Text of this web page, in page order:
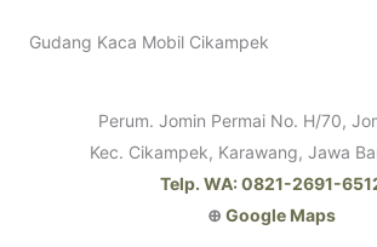
Gudang Kaca Mobil Cikampek
Perum. Jomin Permai No. H/70,
Kec. Cikampek, Karawang, Jawa
Telp. WA: 0821-2691-
⊕ Google Maps